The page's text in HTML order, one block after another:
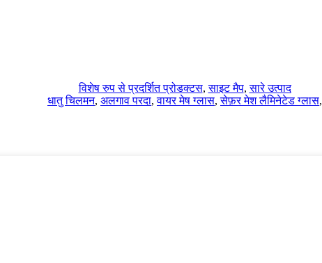
विशेष रुप से प्रदर्शित प्रोडक्टस,साइट मैप,सारे उत्पाद
धातु चिलमन, अलगाव परदा,वायर मेष ग्लास,सेफ़र मेश लैमिनेटेड ग्लास,